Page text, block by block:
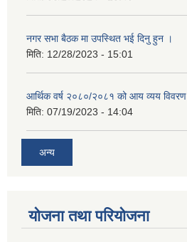
नगर सभा बैठक मा उपस्थित भई दिनु हुन ।
मिति: 12/28/2023 - 15:01
आर्थिक वर्ष २०८०/२०८१ को आय व्यय विवरण
मिति: 07/19/2023 - 14:04
अन्य
योजना तथा परियोजना